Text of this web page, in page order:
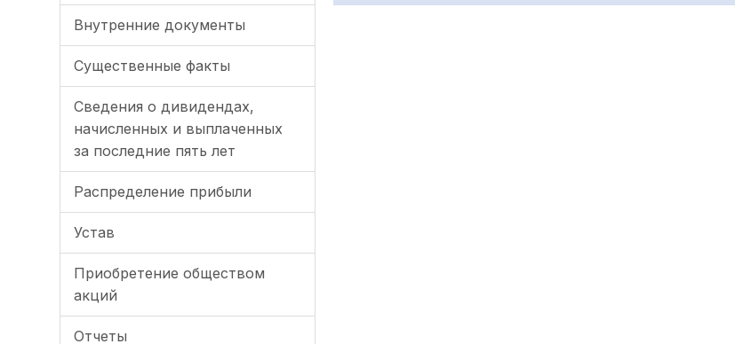
Внутренние документы
Существенные факты
Сведения о дивидендах,
начисленных и выплаченных
за последние пять лет
Распределение прибыли
Устав
Приобретение обществом
акций
Отчеты